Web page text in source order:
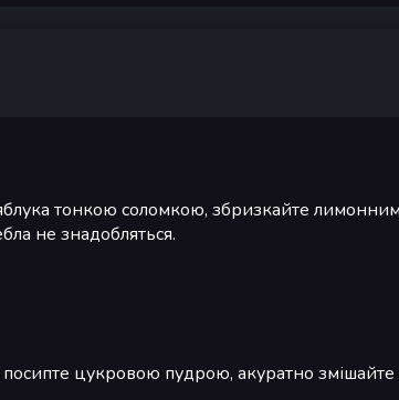
тонкою соломкою, збризкайте
не знадобляться.
посипте цукровою пудрою, акуратно